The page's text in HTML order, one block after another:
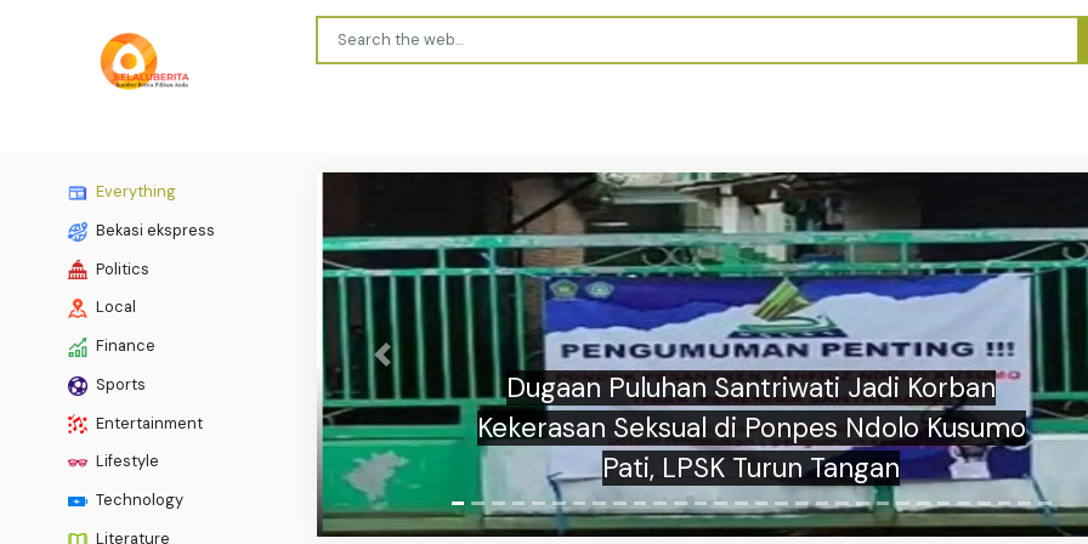
Everything
Bekasi ekspress
Politics
Local
Finance
Sports
Entertainment
Lifestyle
Technology
Literature
Buron Pelecehan Santri, Syekh Ahmad Al Misry
Masuk Proses Red Notice Interpol
Previous